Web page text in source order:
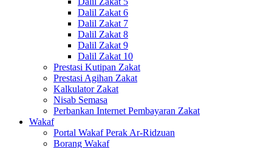
Dalil Zakat 6
Dalil Zakat 7
Dalil Zakat 8
Dalil Zakat 9
Dalil Zakat 10
Prestasi Kutipan Zakat
Prestasi Agihan Zakat
Kalkulator Zakat
Nisab Semasa
Perbankan Internet Pembayaran Zakat
Wakaf
Portal Wakaf Perak Ar-Ridzuan
Borang Wakaf